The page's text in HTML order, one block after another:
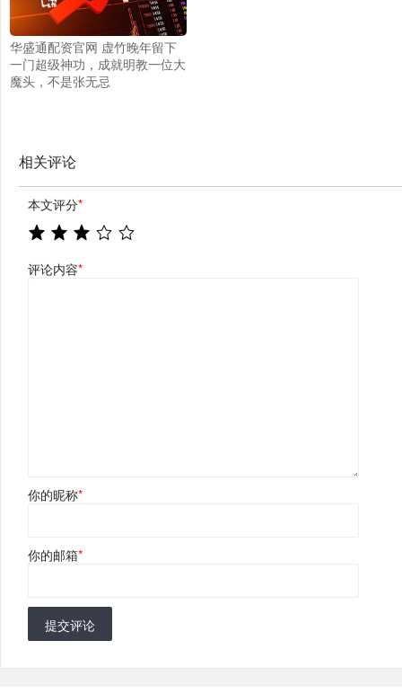
华盛通配资官网 虚竹晚年留下
一门超级神功，成就明教一位大
魔头，不是张无忌
相关评论
本文评分*
评论内容*
你的昵称*
你的邮箱*
提交评论